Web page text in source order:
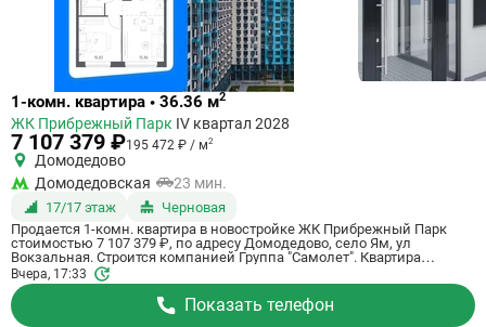
Ссылка
квартиру
1-комн. квартира • 36.36 м2
ЖК Прибрежный Парк IV квартал 2028
7 107 379 ₽195 472 ₽ / м2
Домодедово
Домодедовская
23 мин.
17/17 этаж
Черновая
Продается 1-комн. квартира в новостройке ЖК Прибрежный Парк
стоимостью 7 107 379 ₽, по адресу Домодедово, село Ям, ул
Вокзальная. Строится компанией Группа "Самолет". Квартира
сдается в 4 квартале 2028 года с черновой отделкой, в 23 минутах на
машине от станции метро Домодедовская. Общая площадь
квартиры - 36.36 кв. м. Этаж 17 из 17. ID квартиры на СтройкиРУ
801176, скажите его когда будете звонить.
Вчера, 17:33
Показать телефон